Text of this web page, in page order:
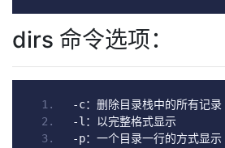
dirs 命令选项：
-c：删除目录栈中的所有记录
-l ：以完整格式显示
-p：一个目录一行的方式显示